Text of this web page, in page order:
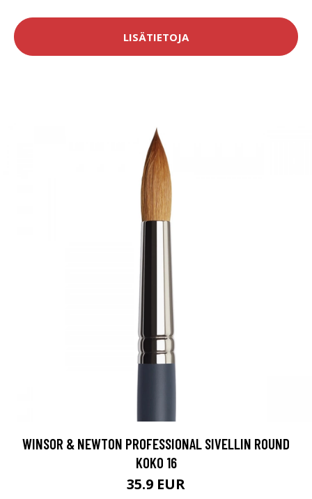
LISÄTIETOJA
WINSOR & NEWTON PROFESSIONAL SIVELLIN ROUND
KOKO 16
35.9 EUR